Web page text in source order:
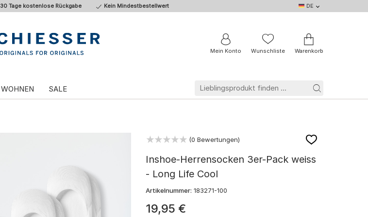
30 Tage kostenlose Rückgabe Kein Mindestbestellwert DE
DE
EN
BE
FR
Mein Konto Wunschliste Warenkorb
WOHNEN SALE
(0 Bewertungen)
Inshoe-Herrensocken 3er-Pack weiss
- Long Life Cool
Artikelnummer: 183271-100
19,95 €